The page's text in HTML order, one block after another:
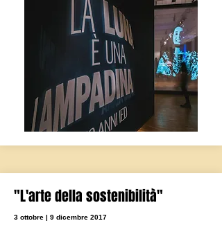
"L'arte della sostenibilità"
3 ottobre | 9 dicembre 2017